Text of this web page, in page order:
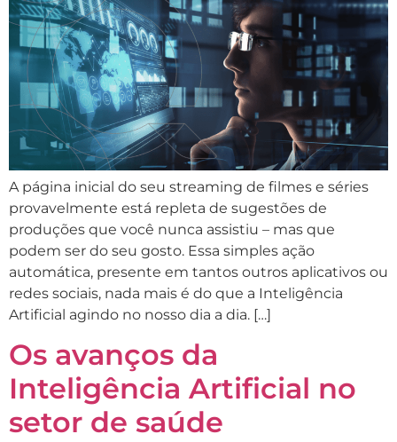
A página inicial do seu streaming de filmes e séries
provavelmente está repleta de sugestões de
produções que você nunca assistiu – mas que
podem ser do seu gosto. Essa simples ação
automática, presente em tantos outros aplicativos ou
redes sociais, nada mais é do que a Inteligência
Artificial agindo no nosso dia a dia. […]
Os avanços da
Inteligência Artificial no
setor de saúde